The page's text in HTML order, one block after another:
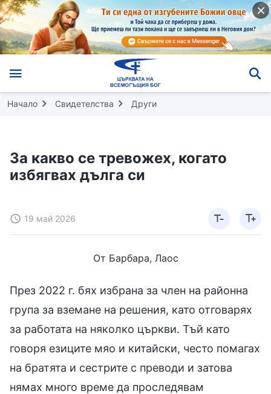
Начало Свидетелства Други
За какво се тревожех, когато
избягвах дълга си
19 май 2026
От Барбара, Лаос
През 2022 г. бях избрана за член на районна
група за вземане на решения, като отговарях
за работата на няколко църкви. Тъй като
говоря езиците мяо и китайски, често помагах
на братята и сестрите с преводи и затова
нямах много време да проследявам